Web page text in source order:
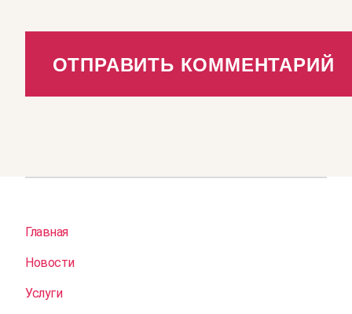
Главная
Новости
Услуги